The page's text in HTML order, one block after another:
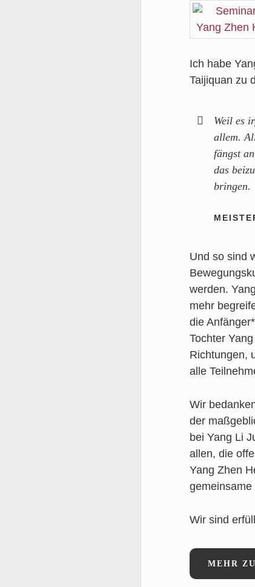
Ich habe
Taijiquan zu
Weil es
allem.
fängst
das
bringen.
Und so sind
werden.
mehr
die
Tochter
Richtungen,
alle
Wir
der
bei Yang Li
allen, die
Yang Zhen
Wir sind
MEHR